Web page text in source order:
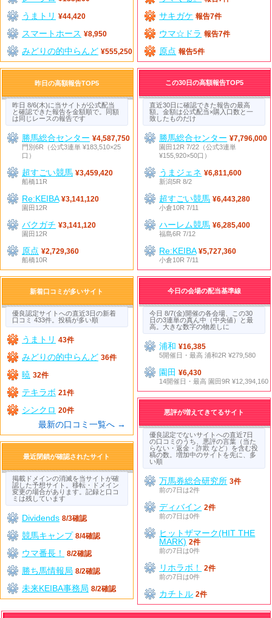
うまトリ ¥44,420
スマートホース ¥8,950
みどりの的中らんど ¥555,250
サキガケ 報告7件
ウマ☆ドラ 報告7件
原点 報告5件
昨日の高額報告TOP5
昨日 8/6(木)に当サイトが公式配当
と確認できた報告を金額順で。同額
は同じレースの報告です
勝馬総合センター ¥4,587,750
門別6R（公式3連単 ¥183,510×25
口）
超すごい競馬 ¥3,459,420
船橋11R
Re:KEIBA ¥3,141,120
園田12R
バクガチ ¥3,141,120
園田12R
原点 ¥2,729,360
船橋10R
この30日の高額報告TOP5
直近30日に確認できた報告の最高
額。金額は公式配当×購入口数と一
致したものだけ
勝馬総合センター ¥7,796,000
園田12R 7/22（公式3連単
¥155,920×50口）
うまジェネ ¥6,811,600
新潟5R 8/2
超すごい競馬 ¥6,443,280
小倉10R 7/11
ハーレム競馬 ¥6,285,400
福島6R 7/12
Re:KEIBA ¥5,727,360
小倉10R 7/11
新着口コミが多いサイト
優良認定サイトへの直近3日の新着
口コミ 433件。投稿が多い順
うまトリ 43件
みどりの的中らんど 36件
暁 32件
テキラボ 21件
シンクロ 20件
最新の口コミ一覧へ →
今日の会場の配当基準線
今日 8/7(金)開催の各会場、この30
日の3連単の真ん中（中央値）と最
高。大きな数字の物差しに
浦和¥16,385
5開催日・最高 浦和2R ¥279,580
園田¥6,430
14開催日・最高 園田9R ¥12,394,160
悪評が増えてきてるサイト
優良認定でないサイトへの直近7日
の口コミのうち、悪評の言葉（当た
らない・返金・詐欺 など）を含む投
稿の数。増加中のサイトを先に、多
い順
万馬券総合研究所 3件
前の7日は2件
ディバイン 2件
前の7日は0件
ヒットザマーク(HIT THE
MARK) 2件
前の7日は0件
リホラボ！
2件
前の7日は0件
カチトル 2件
最近閉鎖が確認されたサイト
掲載ドメインの消滅を当サイトが確
認した予想サイト。移転・ドメイン
変更の場合があります。記録と口コ
ミは残しています
Dividends 8/3確認
競馬キャンプ 8/4確認
ウマ番長！ 8/2確認
勝ち馬情報局 8/2確認
未来KEIBA事務局 8/2確認